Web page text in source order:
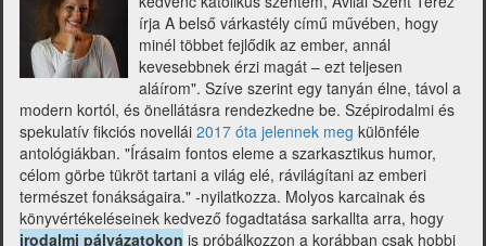
írja A belső várkastély című művében, hogy
minél többet fejlődik az ember, annál
kevesebbnek érzi magát – ezt teljesen
aláírom". Szíve szerint egy tanyán élne, távol a
modern kortól, és önellátásra rendezkedne be. Szépirodalmi és
spekulatív fikciós novellái 2017 óta jelennek meg különféle
antológiákban. "Írásaim fontos eleme a szarkasztikus humor,
célom görbe tükröt tartani a világ elé, rávilágítani az emberi
természet fonákságaira." -nyilatkozza. Molyos karcainak és
könyvértékeléseinek kedvező fogadtatása sarkallta arra, hogy
irodalmi pályázatokon is próbálkozzon a korábban csak hobbi